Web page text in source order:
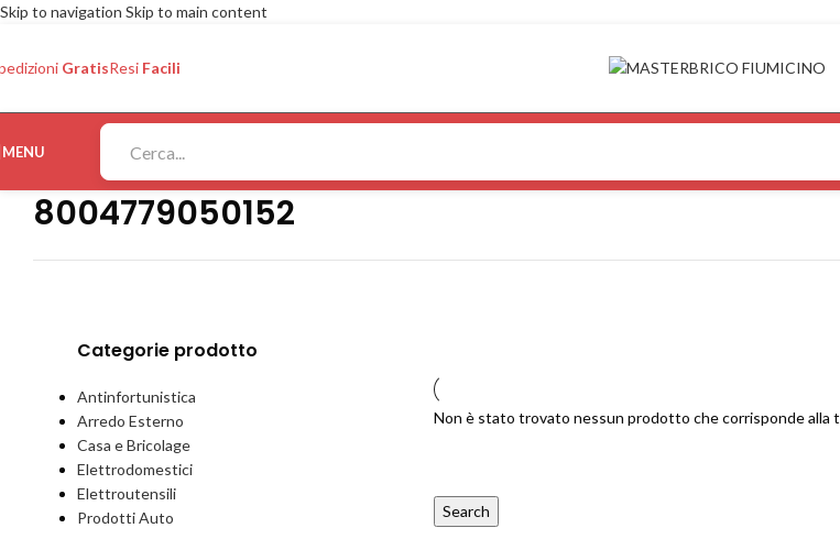
Skip to navigation Skip to main content
GratisResi Facili
MENU
8004779050152
Categorie prodotto
Antinfortunistica
Arredo Esterno
Casa e Bricolage
Elettrodomestici
Elettroutensili
Prodotti Auto
Non è stato trovato nessun prodotto che corrisponde alla
Search